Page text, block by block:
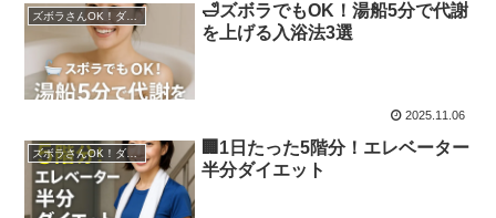
ズボラさんOK！ダイエット関連
🛁ズボラでもOK！湯船5分で代謝
を上げる入浴法3選
2025.11.06
ズボラさんOK！ダイエット関連
🏢1日たった5階分！エレベーター
半分ダイエット